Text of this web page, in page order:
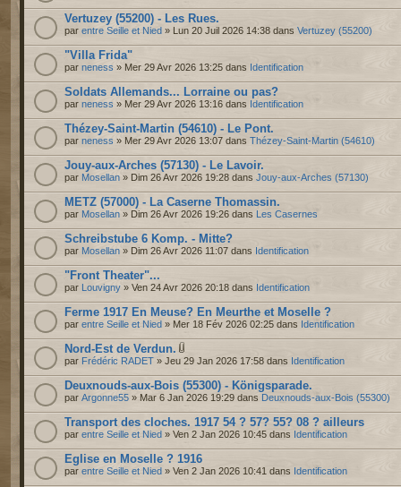
Vertuzey (55200) - Les Rues.
par entre Seille et Nied » Lun 20 Juil 2026 14:38 dans Vertuzey (55200)
"Villa Frida"
par neness » Mer 29 Avr 2026 13:25 dans Identification
Soldats Allemands... Lorraine ou pas?
par neness » Mer 29 Avr 2026 13:16 dans Identification
Thézey-Saint-Martin (54610) - Le Pont.
par neness » Mer 29 Avr 2026 13:07 dans Thézey-Saint-Martin (54610)
Jouy-aux-Arches (57130) - Le Lavoir.
par Mosellan » Dim 26 Avr 2026 19:28 dans Jouy-aux-Arches (57130)
METZ (57000) - La Caserne Thomassin.
par Mosellan » Dim 26 Avr 2026 19:26 dans Les Casernes
Schreibstube 6 Komp. - Mitte?
par Mosellan » Dim 26 Avr 2026 11:07 dans Identification
"Front Theater"...
par Louvigny » Ven 24 Avr 2026 20:18 dans Identification
Ferme 1917 En Meuse? En Meurthe et Moselle ?
par entre Seille et Nied » Mer 18 Fév 2026 02:25 dans Identification
Nord-Est de Verdun.
par Frédéric RADET » Jeu 29 Jan 2026 17:58 dans Identification
Deuxnouds-aux-Bois (55300) - Königsparade.
par Argonne55 » Mar 6 Jan 2026 19:29 dans Deuxnouds-aux-Bois (55300)
Transport des cloches. 1917 54 ? 57? 55? 08 ? ailleurs
par entre Seille et Nied » Ven 2 Jan 2026 10:45 dans Identification
Eglise en Moselle ? 1916
par entre Seille et Nied » Ven 2 Jan 2026 10:41 dans Identification